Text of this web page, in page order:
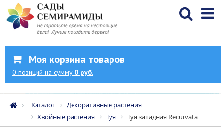
Моя корзина товаров
0 позиций на сумму 0 руб.
Каталог
Декоративные растения
Хвойные растения
Туя Туя западная Recurvata